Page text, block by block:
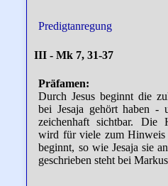
Predigtanregung
III - Mk 7, 31-37
Präfamen:
Durch Jesus beginnt die
bei Jesaja gehört haben -
zeichenhaft sichtbar. Die
wird für viele zum Hinweis
beginnt, so wie Jesaja sie
geschrieben steht bei